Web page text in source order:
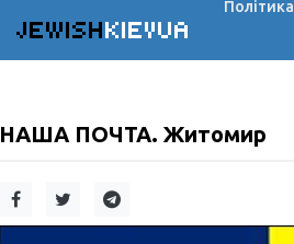
JEWISHKIEVUA
Політика
НАША ПОЧТА. Житомир